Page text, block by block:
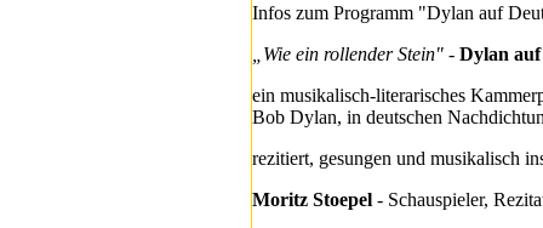
Infos zum Programm "Dylan auf
„Wie ein rollender Stein" - Dylan
ein musikalisch-literarisches
Bob Dylan, in deutschen
rezitiert, gesungen und musikalisch
Moritz Stoepel - Schauspieler,